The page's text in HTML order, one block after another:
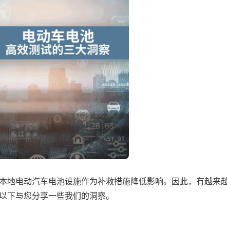
地电动汽车电池设施作为补救措施降低影响。因此，有越来
与您分享一些我们的洞察。